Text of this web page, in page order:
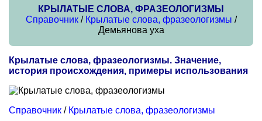
КРЫЛАТЫЕ СЛОВА, ФРАЗЕОЛОГИЗМЫ
Справочник/ Крылатые слова, фразеологизмы /
Демьянова уха
Крылатые слова, фразеологизмы. Значение,
история происхождения, примеры использования
Справочник / Крылатые слова, фразеологизмы